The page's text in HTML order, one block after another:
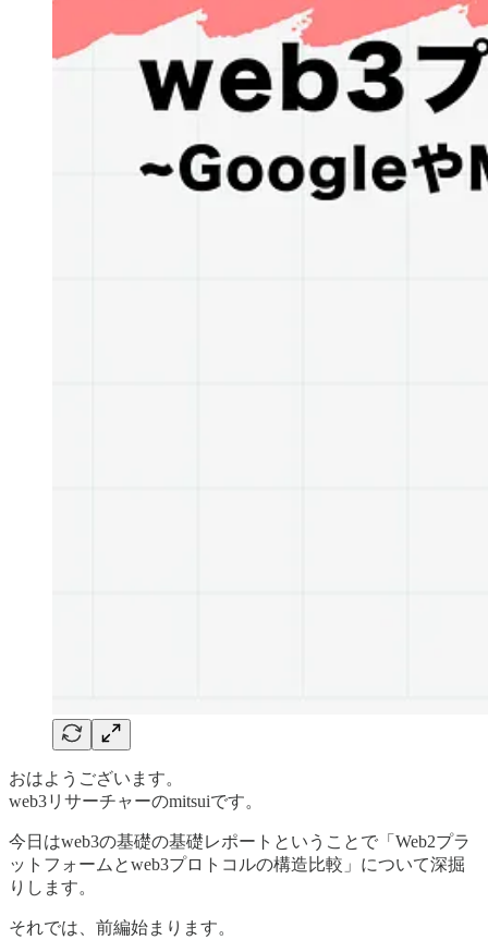
おはようございます。
web3リサーチャーのmitsuiです。
今日はweb3の基礎の基礎レポートということで「Web2プラ
ットフォームとweb3プロトコルの構造比較」について深掘
りします。
それでは、前編始まります。